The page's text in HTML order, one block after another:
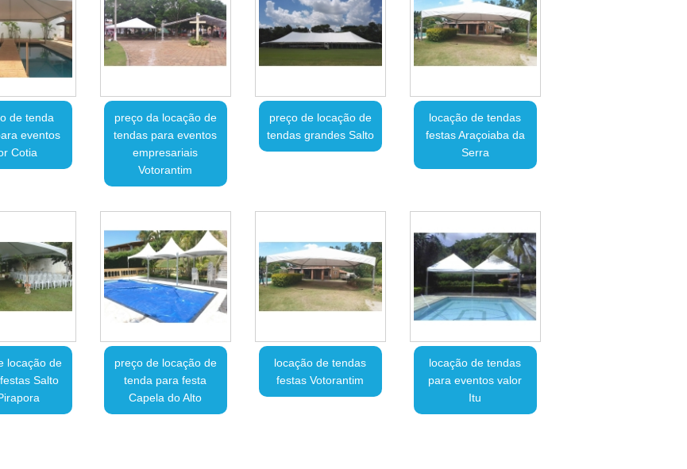
de tenda
eventos
Cotia
preço da locação de
tendas para eventos
empresariais
Votorantim
preço de locação de
tendas grandes Salto
locação de tendas
festas Araçoiaba da
Serra
locação de
Salto
preço de locação de
tenda para festa
Capela do Alto
locação de tendas
festas Votorantim
locação de tendas
para eventos valor
Itu